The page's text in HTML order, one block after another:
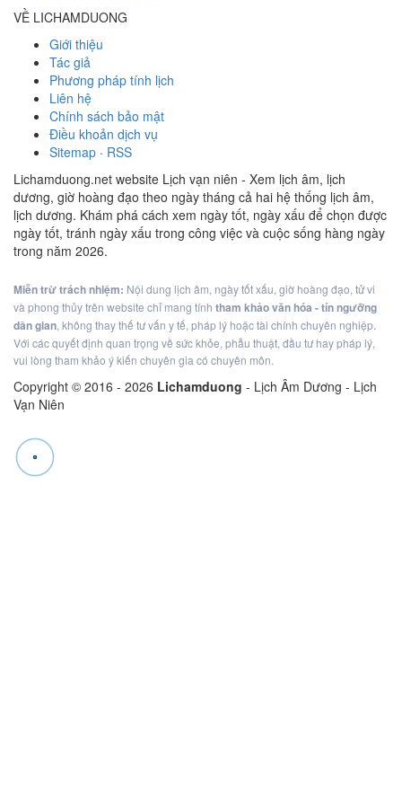
VỀ LICHAMDUONG
Giới thiệu
Tác giả
Phương pháp tính lịch
Liên hệ
Chính sách bảo mật
Điều khoản dịch vụ
Sitemap · RSS
Lichamduong.net website Lịch vạn niên - Xem lịch âm, lịch
dương, giờ hoàng đạo theo ngày tháng cả hai hệ thống lịch âm,
lịch dương. Khám phá cách xem ngày tốt, ngày xấu để chọn được
ngày tốt, tránh ngày xấu trong công việc và cuộc sống hàng ngày
trong năm 2026.
Miễn trừ trách nhiệm: Nội dung lịch âm, ngày tốt xấu, giờ hoàng đạo, tử vi
và phong thủy trên website chỉ mang tính tham khảo văn hóa - tín ngưỡng
dân gian, không thay thế tư vấn y tế, pháp lý hoặc tài chính chuyên nghiệp.
Với các quyết định quan trọng về sức khỏe, phẫu thuật, đầu tư hay pháp lý,
vui lòng tham khảo ý kiến chuyên gia có chuyên môn.
Copyright © 2016 - 2026 Lichamduong - Lịch Âm Dương - Lịch
Vạn Niên